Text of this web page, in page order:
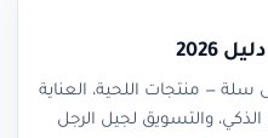
2026
سلة — منتجات اللحية، العناية
والتسويق لجيل الرجل